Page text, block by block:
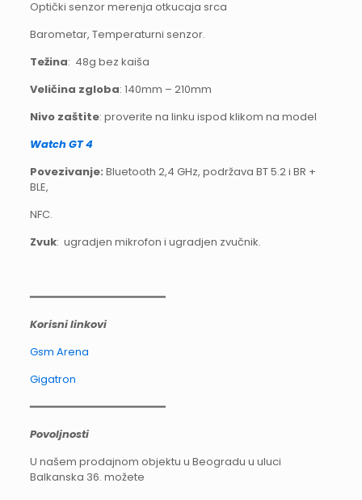
Optički senzor merenja otkucaja srca
Barometar, Temperaturni senzor.
Težina: 48g bez kaiša
Veličina zgloba: 140mm – 210mm
Nivo zaštite: proverite na linku ispod klikom na model
Watch GT 4
Povezivanje: Bluetooth 2,4 GHz, podržava BT 5.2 i BR +
BLE,
NFC.
Zvuk: ugradjen mikrofon i ugradjen zvučnik.
━━━━━━━━━━━━━━━━━━━━━
Korisni linkovi
Gsm Arena
Gigatron
━━━━━━━━━━━━━━━━━━━━━
Povoljnosti
U našem prodajnom objektu u Beogradu u uluci
Balkanska 36. možete